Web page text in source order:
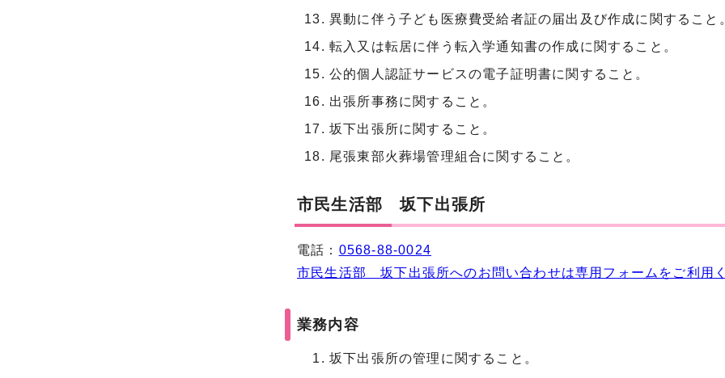
異動に伴う子ども医療費受給者証の届出及び作成に関すること
転入又は転居に伴う転入学通知書の作成に関すること。
公的個人認証サービスの電子証明書に関すること。
出張所事務に関すること。
坂下出張所に関すること。
尾張東部火葬場管理組合に関すること。
市民生活部 坂下出張所
電話： 0568-88-0024
市民生活部 坂下出張所へのお問い合わせは専用フォームをご利用く
業務内容
坂下出張所の管理に関すること。